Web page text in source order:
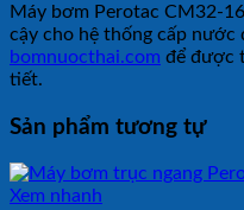
Máy bơm Perotac CM32-
cậy cho hệ thống cấp nước
bomnuocthai.com để được
tiết.
Sản phẩm tương tự
Xem nhanh